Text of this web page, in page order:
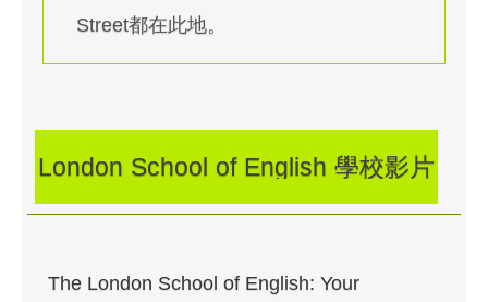
Street都在此地。
London School of English 學校影片
The London School of English: Your